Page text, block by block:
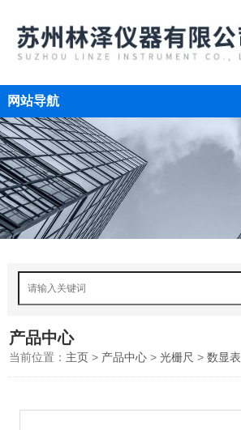
网站导航
产品中心
当前位置： 主页 > 产品中心 >光栅尺 >数显表